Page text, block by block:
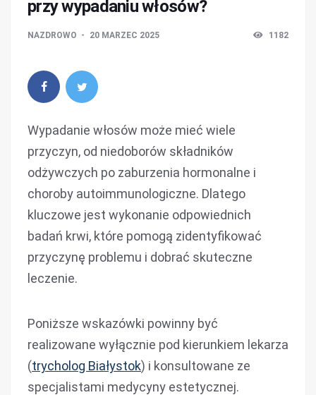
przy wypadaniu włosów?
NAZDROWO 20 MARZEC 2025 1182
Wypadanie włosów może mieć wiele
przyczyn, od niedoborów składników
odżywczych po zaburzenia hormonalne i
choroby autoimmunologiczne. Dlatego
kluczowe jest wykonanie odpowiednich
badań krwi, które pomogą zidentyfikować
przyczynę problemu i dobrać skuteczne
leczenie.
Poniższe wskazówki powinny być
realizowane wyłącznie pod kierunkiem lekarza
(trycholog Białystok) i konsultowane ze
specjalistami medycyny estetycznej.